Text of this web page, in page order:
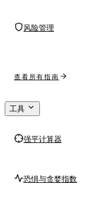
风险管理
查看所有指南
工具
强平计算器
恐惧与贪婪指数